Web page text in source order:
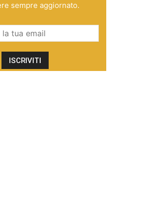
sempre aggiornato.